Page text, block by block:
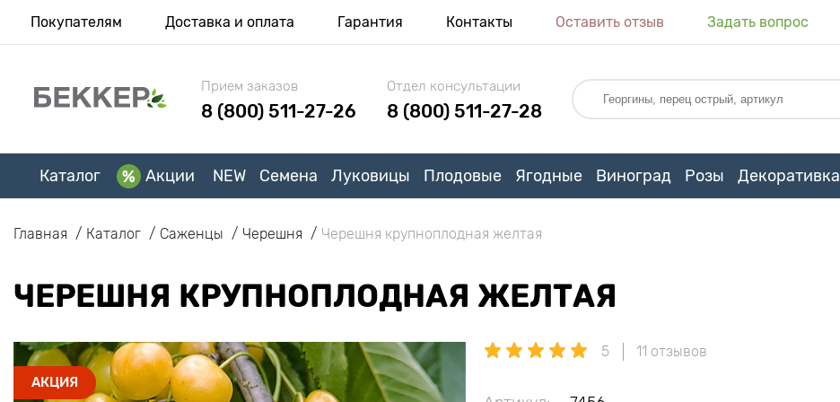
Покупателям Доставка и оплата Гарантия Контакты Оставить отзыв Задать вопрос
Прием заказов
8 (800) 511-27-26
Отдел консультации
8 (800) 511-27-28
Каталог Акции NEW Семена Луковицы Плодовые Ягодные Виноград Розы Декоративка
Главная Каталог Саженцы Черешня Черешня крупноплодная желтая
ЧЕРЕШНЯ КРУПНОПЛОДНАЯ ЖЕЛТАЯ
АКЦИЯ
5 11 отзывов